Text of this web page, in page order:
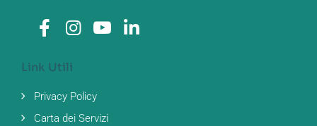
Link Utili
Privacy Policy
Carta dei Servizi